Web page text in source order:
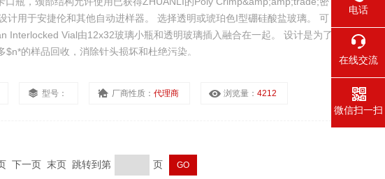
计用于安捷伦和其他自动进样器。 选择透明或琥珀色I型硼硅酸盐玻璃。 可
Interlocked Vial由12x32玻璃小瓶和透明玻璃插入融合在一起。 设计是为了
的样品回收，消除针头损坏和杜绝污染。
型号： 厂商性质： 代理商 浏览量： 4212
下一页 末页 跳转到第 页
电话
在线交流
微信扫一扫